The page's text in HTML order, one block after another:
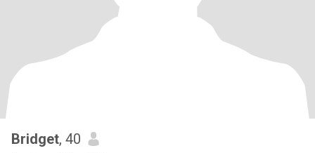
Bridget, 40